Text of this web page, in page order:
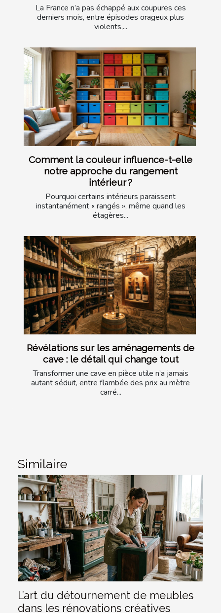
La France n’a pas échappé aux coupures ces
derniers mois, entre épisodes orageux plus
violents,...
Comment la couleur influence-t-elle
notre approche du rangement
intérieur ?
Pourquoi certains intérieurs paraissent
instantanément « rangés », même quand les
étagères...
Révélations sur les aménagements de
cave : le détail qui change tout
Transformer une cave en pièce utile n’a jamais
autant séduit, entre flambée des prix au mètre
carré...
Similaire
L’art du détournement de meubles
dans les rénovations créatives